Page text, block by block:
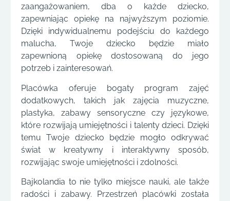
zaangażowaniem, dba o każde dziecko,
zapewniając opiekę na najwyższym poziomie.
Dzięki indywidualnemu podejściu do każdego
malucha, Twoje dziecko będzie miało
zapewnioną opiekę dostosowaną do jego
potrzeb i zainteresowań.
Placówka oferuje bogaty program zajęć
dodatkowych, takich jak zajęcia muzyczne,
plastyka, zabawy sensoryczne czy językowe,
które rozwijają umiejętności i talenty dzieci. Dzięki
temu Twoje dziecko będzie mogło odkrywać
świat w kreatywny i interaktywny sposób,
rozwijając swoje umiejętności i zdolności.
Bajkolandia to nie tylko miejsce nauki, ale także
radości i zabawy. Przestrzeń placówki została